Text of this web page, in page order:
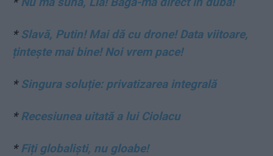
* Slavă, Putin! Mai dă cu drone! Data viitoare,
țintește mai bine! Noi vrem pace!
* Singura soluție: privatizarea integrală
*Recesiunea uitată a lui Ciolacu
*Fiți globaliști, nu gloabe!